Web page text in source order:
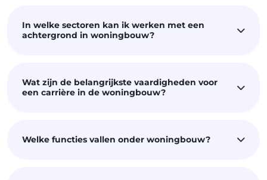
In welke sectoren kan ik werken met een
achtergrond in woningbouw?
Wat zijn de belangrijkste vaardigheden voor
een carrière in de woningbouw?
Welke functies vallen onder woningbouw?